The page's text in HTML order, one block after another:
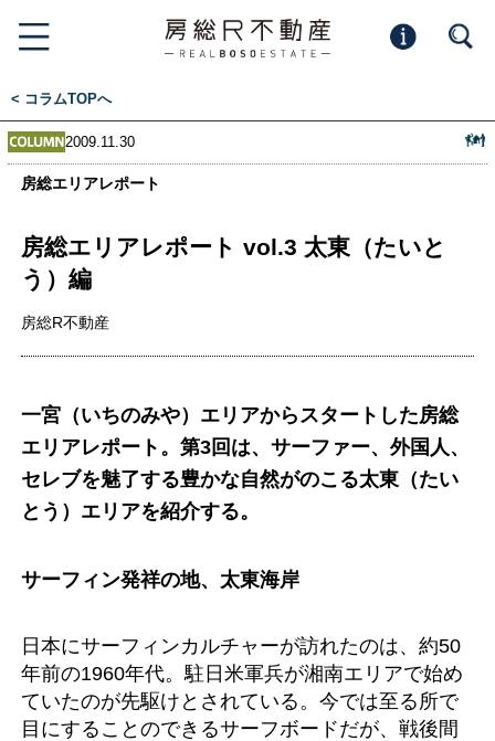
< コラムTOPへ
2009.11.30
房総エリアレポート
房総エリアレポート vol.3 太東（たいと
う）編
房総R不動産
一宮（いちのみや）エリアからスタートした房総
エリアレポート。第3回は、サーファー、外国人、
セレブを魅了する豊かな自然がのこる太東（たい
とう）エリアを紹介する。
サーフィン発祥の地、太東海岸
日本にサーフィンカルチャーが訪れたのは、約50
年前の1960年代。駐日米軍兵が湘南エリアで始め
ていたのが先駆けとされている。今では至る所で
目にすることのできるサーフボードだが、戦後間